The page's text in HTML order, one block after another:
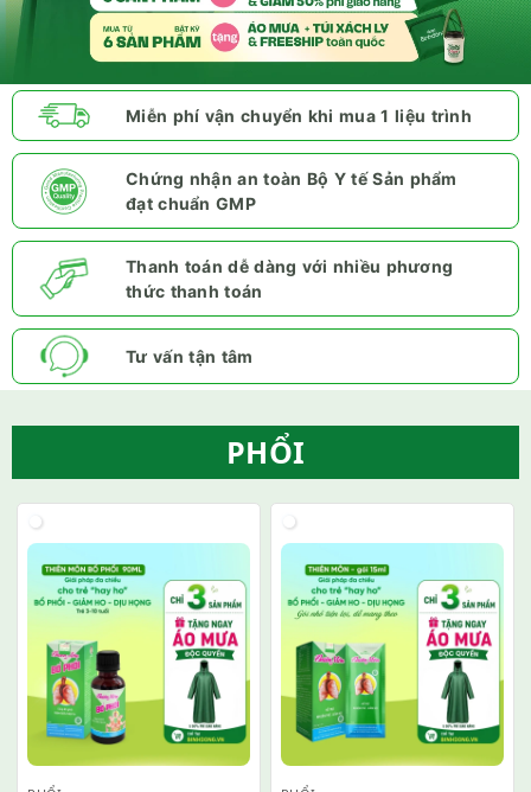
Miễn phí vận chuyển khi mua 1 liệu trình
Chứng nhận an toàn Bộ Y tế Sản phẩm
đạt chuẩn GMP
Thanh toán dễ dàng với nhiều phương
thức thanh toán
Tư vấn tận tâm
PHỔI